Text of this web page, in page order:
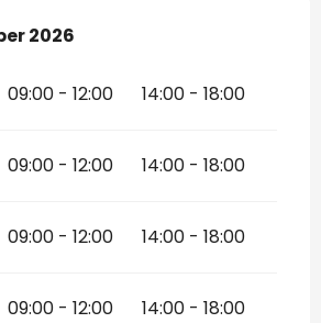
2026tot
2026
09:00 - 12:00 14:00 - 18:00
09:00 - 12:00 14:00 - 18:00
09:00 - 12:00 14:00 - 18:00
09:00 - 12:00 14:00 - 18:00